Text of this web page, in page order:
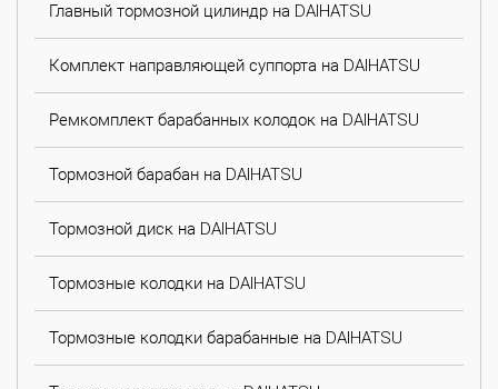
Главный тормозной цилиндр на DAIHATSU
Комплект направляющей суппорта на DAIHATSU
Ремкомплект барабанных колодок на DAIHATSU
Тормозной барабан на DAIHATSU
Тормозной диск на DAIHATSU
Тормозные колодки на DAIHATSU
Тормозные колодки барабанные на DAIHATSU